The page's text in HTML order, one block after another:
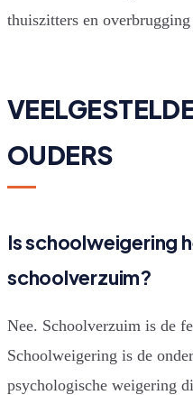
thuiszitters en
OUDERS
Is schoolweigering
schoolverzuim?
Nee. Schoolverzuim is de
Schoolweigering is de
psychologische weigering